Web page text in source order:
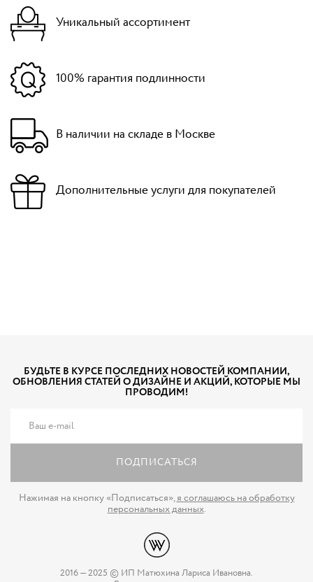
Уникальный ассортимент
100% гарантия подлинности
В наличии на складе в Москве
Дополнительные услуги для покупателей
БУДЬТЕ В КУРСЕ ПОСЛЕДНИХ НОВОСТЕЙ КОМПАНИИ,
ОБНОВЛЕНИЯ СТАТЕЙ О ДИЗАЙНЕ И АКЦИЙ, КОТОРЫЕ МЫ
ПРОВОДИМ!
ПОДПИСАТЬСЯ
Нажимая на кнопку «Подписаться»,я соглашаюсь на обработку
персональных данных.
2016 — 2025 © ИП Матюхина Лариса Ивановна.